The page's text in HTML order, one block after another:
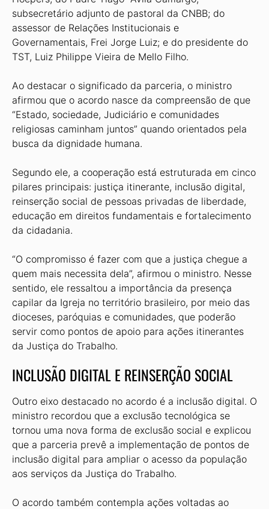
subsecretário adjunto de pastoral da CNBB; do
assessor de Relações Institucionais e
Governamentais, Frei Jorge Luiz; e do presidente do
TST, Luiz Philippe Vieira de Mello Filho.
Ao destacar o significado da parceria, o ministro
afirmou que o acordo nasce da compreensão de que
“Estado, sociedade, Judiciário e comunidades
religiosas caminham juntos” quando orientados pela
busca da dignidade humana.
Segundo ele, a cooperação está estruturada em cinco
pilares principais: justiça itinerante, inclusão digital,
reinserção social de pessoas privadas de liberdade,
educação em direitos fundamentais e fortalecimento
da cidadania.
“O compromisso é fazer com que a justiça chegue a
quem mais necessita dela”, afirmou o ministro. Nesse
sentido, ele ressaltou a importância da presença
capilar da Igreja no território brasileiro, por meio das
dioceses, paróquias e comunidades, que poderão
servir como pontos de apoio para ações itinerantes
da Justiça do Trabalho.
INCLUSÃO DIGITAL E REINSERÇÃO SOCIAL
Outro eixo destacado no acordo é a inclusão digital. O
ministro recordou que a exclusão tecnológica se
tornou uma nova forma de exclusão social e explicou
que a parceria prevê a implementação de pontos de
inclusão digital para ampliar o acesso da população
aos serviços da Justiça do Trabalho.
O acordo também contempla ações voltadas ao